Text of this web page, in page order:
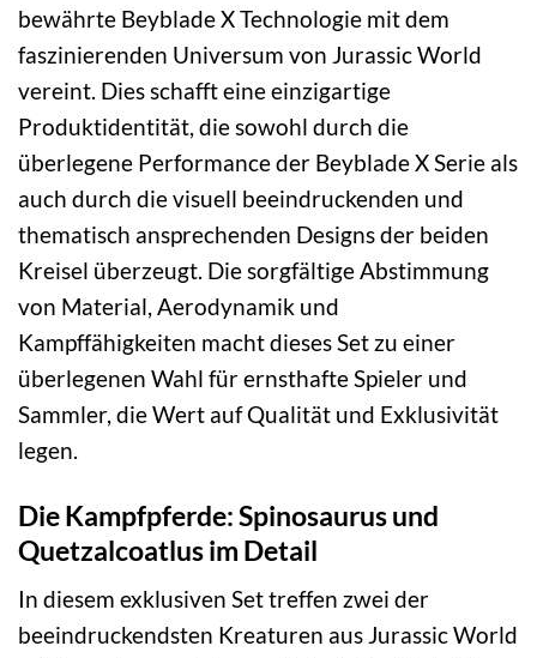
bewährte Beyblade X Technologie mit dem
faszinierenden Universum von Jurassic World
vereint. Dies schafft eine einzigartige
Produktidentität, die sowohl durch die
überlegene Performance der Beyblade X Serie als
auch durch die visuell beeindruckenden und
thematisch ansprechenden Designs der beiden
Kreisel überzeugt. Die sorgfältige Abstimmung
von Material, Aerodynamik und
Kampffähigkeiten macht dieses Set zu einer
überlegenen Wahl für ernsthafte Spieler und
Sammler, die Wert auf Qualität und Exklusivität
legen.
Die Kampfpferde: Spinosaurus und
Quetzalcoatlus im Detail
In diesem exklusiven Set treffen zwei der
beeindruckendsten Kreaturen aus Jurassic World